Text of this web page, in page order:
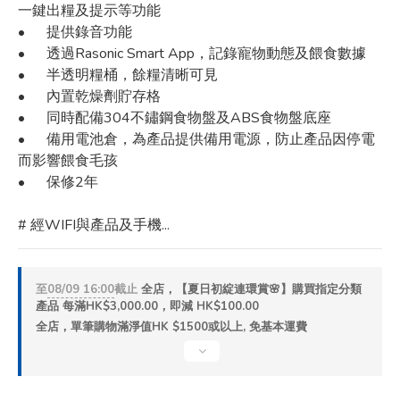
一鍵出糧及提示等功能
•	提供錄音功能
•	透過Rasonic Smart App，記錄寵物動態及餵食數據
•	半透明糧桶，餘糧清晰可見
•	內置乾燥劑貯存格
•	同時配備304不鏽鋼食物盤及ABS食物盤底座
•	備用電池倉，為產品提供備用電源，防止產品因停電
而影響餵食毛孩
•	保修2年
# 經WIFI與產品及手機...
至08/09 16:00截止 全店，【夏日初綻連環賞🌸】購買指定分類
產品 每滿HK$3,000.00，即減 HK$100.00
全店，單筆購物滿淨值HK $1500或以上, 免基本運費